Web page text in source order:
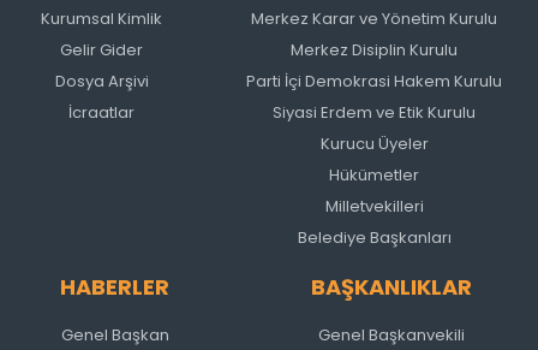
Kurumsal Kimlik
Gelir Gider
Dosya Arşivi
İcraatlar
Merkez Karar ve Yönetim Kurulu
Merkez Disiplin Kurulu
Parti İçi Demokrasi Hakem Kurulu
Siyasi Erdem ve Etik Kurulu
Kurucu Üyeler
Hükümetler
Milletvekilleri
Belediye Başkanları
HABERLER
Genel Başkan
BAŞKANLIKLAR
Genel Başkanvekili